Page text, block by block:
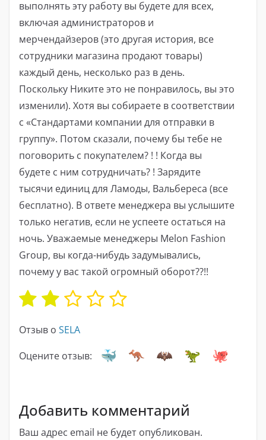
выполнять эту работу вы будете для всех,
включая администраторов и
мерчендайзеров (это другая история, все
сотрудники магазина продают товары)
каждый день, несколько раз в день.
Поскольку Никите это не понравилось, вы это
изменили). Хотя вы собираете в соответствии
с «Стандартами компании для отправки в
группу». Потом сказали, почему бы тебе не
поговорить с покупателем? ! ! Когда вы
будете с ним сотрудничать? ! Зарядите
тысячи единиц для Ламоды, Вальбереса (все
бесплатно). В ответе менеджера вы услышите
только негатив, если не успеете остаться на
ночь. Уважаемые менеджеры Melon Fashion
Group, вы когда-нибудь задумывались,
почему у вас такой огромный оборот??!!
Отзыв о SELA
Оцените отзыв:
Добавить комментарий
Ваш адрес email не будет опубликован.